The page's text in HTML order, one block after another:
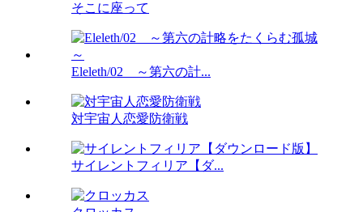
そこに座って
Eleleth/02 ～第六の計...
対宇宙人恋愛防衛戦
サイレントフィリア【ダ...